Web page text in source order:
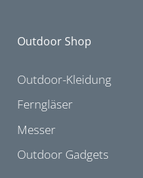
Outdoor Shop
Outdoor-Kleidung
Ferngläser
Messer
Outdoor Gadgets